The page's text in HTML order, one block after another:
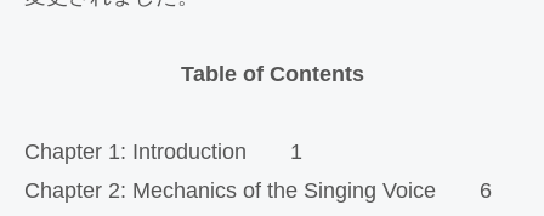
Table of Contents
Chapter 1: Introduction 1
Chapter 2: Mechanics of the Singing Voice 6